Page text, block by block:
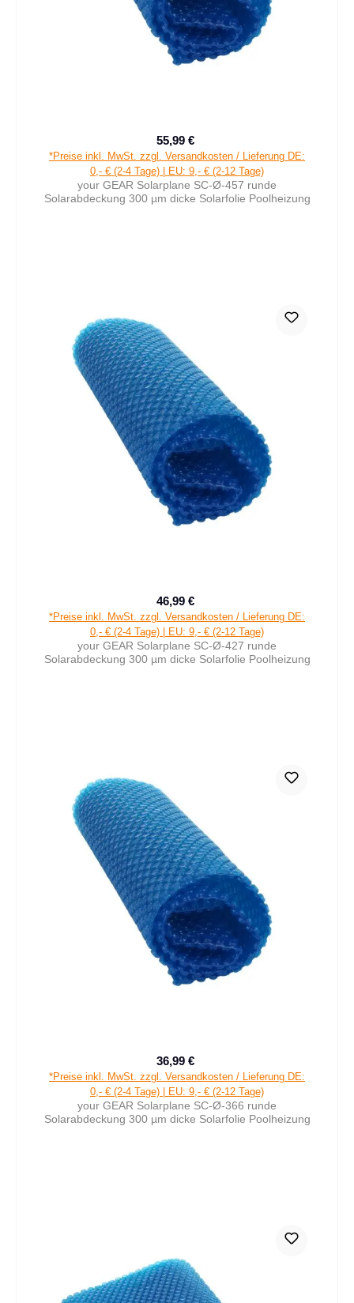
Verkaufspreis:
55,99 €
*Preise inkl. MwSt. zzgl. Versandkosten / Lieferung DE:
0,- € (2-4 Tage) | EU: 9,- € (2-12 Tage)
your GEAR Solarplane SC-Ø-457 runde
Solarabdeckung 300 µm dicke Solarfolie Poolheizung
Verkaufspreis:
46,99 €
*Preise inkl. MwSt. zzgl. Versandkosten / Lieferung DE:
0,- € (2-4 Tage) | EU: 9,- € (2-12 Tage)
your GEAR Solarplane SC-Ø-427 runde
Solarabdeckung 300 µm dicke Solarfolie Poolheizung
Verkaufspreis:
36,99 €
*Preise inkl. MwSt. zzgl. Versandkosten / Lieferung DE:
0,- € (2-4 Tage) | EU: 9,- € (2-12 Tage)
your GEAR Solarplane SC-Ø-366 runde
Solarabdeckung 300 µm dicke Solarfolie Poolheizung